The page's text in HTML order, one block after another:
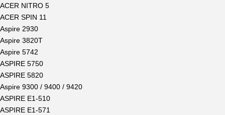
ACER NITRO 5
ACER SPIN 11
Aspire 2930
Aspire 3820T
Aspire 5742
ASPIRE 5750
ASPIRE 5820
Aspire 9300 / 9400 / 9420
ASPIRE E1-510
ASPIRE E1-571